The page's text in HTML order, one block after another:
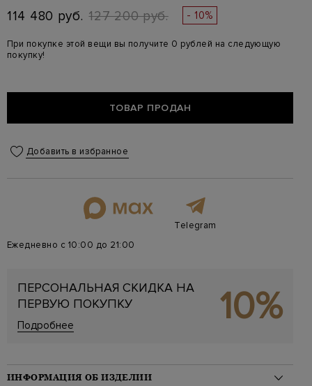
114 480 руб. 127 200 руб. - 10%
При покупке этой вещи вы получите 0 рублей на следующую
покупку!
ТОВАР ПРОДАН
Добавить в избранное
Telegram
Ежедневно с 10:00 до 21:00
ПЕРСОНАЛЬНАЯ СКИДКА НА
ПЕРВУЮ ПОКУПКУ
Подробнее 10%
ИНФОРМАЦИЯ ОБ ИЗДЕЛИИ